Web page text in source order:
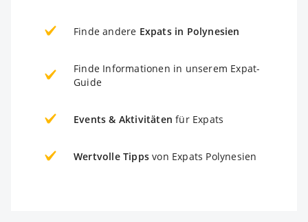
Finde andere Expats in Polynesien
Finde Informationen in unserem Expat-
Guide
Events & Aktivitäten für Expats
Wertvolle Tipps von Expats Polynesien